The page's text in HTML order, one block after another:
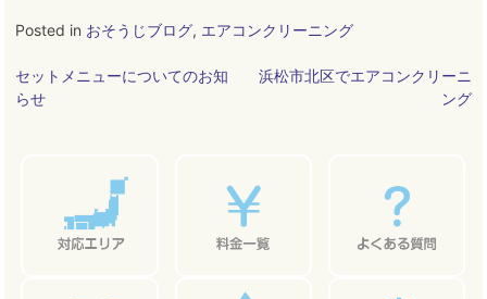
Posted in おそうじブログ, エアコンクリーニング
投
稿
セットメニューについてのお知
らせ
浜松市北区でエアコンクリーニ
ング